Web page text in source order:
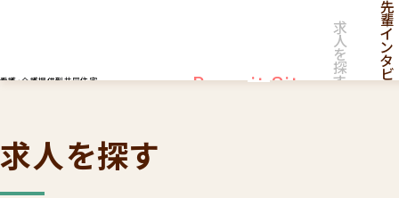
看護・介護提供型共同住宅 Recruit Site
求
人
を
探
す
先
輩
イ
ン
タ
ビ
ュ
求人を探す